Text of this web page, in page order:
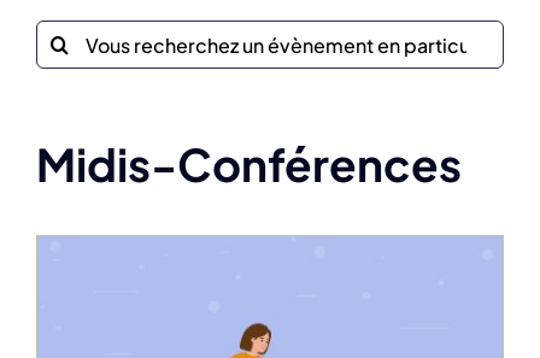
Recherche
sur
Midis-Conférences